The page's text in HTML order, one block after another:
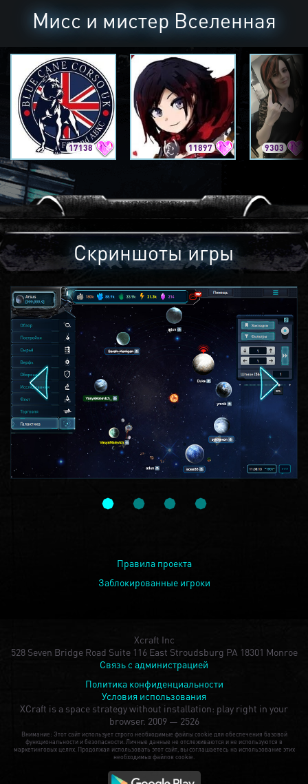
Мисс и мистер Вселенная
17138 11897 9303
Скриншоты игры
Правила проекта
Заблокированные игроки
Xcraft Inc
528 Seven Bridge Road Suite 116 East Stroudsburg PA 18301 Monroe
Связь с администрацией
Политика конфиденциальности
Условия использования
XCraft is a space strategy without installation: play right in your
browser. 2009 — 2526
Внимание: Этот сайт использует строго необходимые файлы cookie для обеспечения базовой
функциональности и безопасности. Личные данные не отслеживаются и не используются в
маркетинговых целях. Продолжая использовать этот сайт, вы соглашаетесь на использование этих
необходимых файлов cookie.